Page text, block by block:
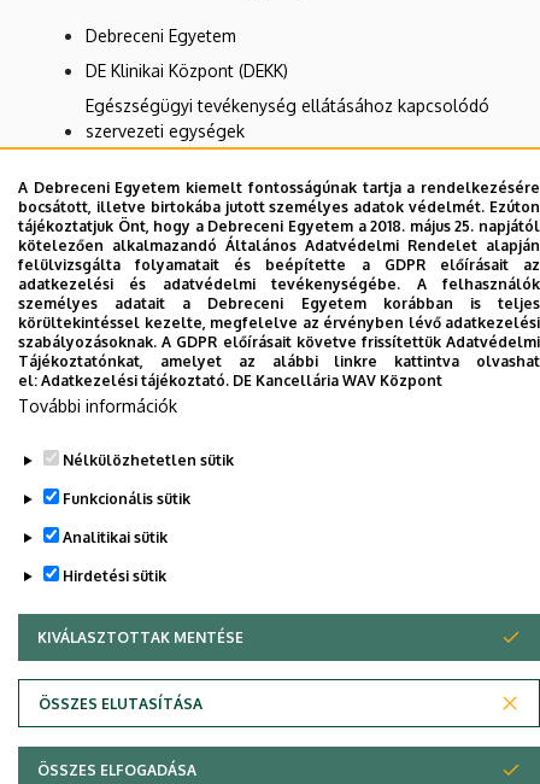
Debreceni Egyetem
DE Klinikai Központ (DEKK)
Egészségügyi tevékenység ellátásához kapcsolódó
szervezeti egységek
Ápolási és Szakdolgozói Igazgatóság
Egyetemi Dietetikai Szolgálat
Nincs találat.
Dolgozói adatmódosítás igénylése a DE
telefonkönyvében
Adatvédelem
Adatvédelem
A Debreceni Egyetem kiemelt fontosságúnak tartja a rendelkezésére
bocsátott, illetve birtokába jutott személyes adatok védelmét. Ezúton
tájékoztatjuk Önt, hogy a Debreceni Egyetem a 2018. május 25. napjától
kötelezően alkalmazandó Általános Adatvédelmi Rendelet alapján
felülvizsgálta folyamatait és beépítette a GDPR előírásait az
adatkezelési és adatvédelmi tevékenységébe. A felhasználók
személyes adatait a Debreceni Egyetem korábban is teljes
körültekintéssel kezelte, megfelelve az érvényben lévő adatkezelési
szabályozásoknak. A GDPR előírásait követve frissítettük Adatvédelmi
Tájékoztatónkat, amelyet az alábbi linkre kattintva olvashat
el: Adatkezelési tájékoztató. DE Kancellária WAV Központ
További információk
Nélkülözhetetlen sütik
Funkcionális sütik
Analitikai sütik
Hirdetési sütik
KIVÁLASZTOTTAK MENTÉSE
ÖSSZES ELUTASÍTÁSA
WITHDRAW CONSENT
ÖSSZES ELFOGADÁSA